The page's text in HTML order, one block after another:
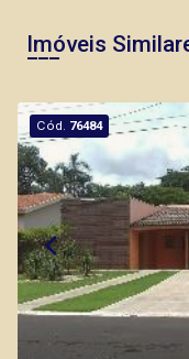
Imóveis
Cód. 76484